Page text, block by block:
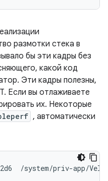
размотки стека в
бы эти кадры без
какой код
Эти кадры полезны,
Если вы отлаживаете
их. Некоторые
, автоматически